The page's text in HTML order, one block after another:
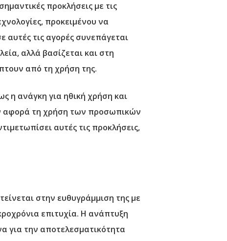
προκλήσεις με τις
προκειμένου να
τις αγορές συνεπάγεται
αλλά βασίζεται και στη
από τη χρήση της.
η ανάγκη για ηθική χρήση και
αφορά τη χρήση των προσωπικών
αυτές τις προκλήσεις,
στην ευθυγράμμιση της με
επιτυχία. Η ανάπτυξη
για την αποτελεσματικότητα